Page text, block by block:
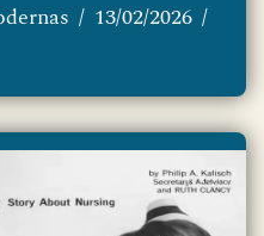
13/02/2026